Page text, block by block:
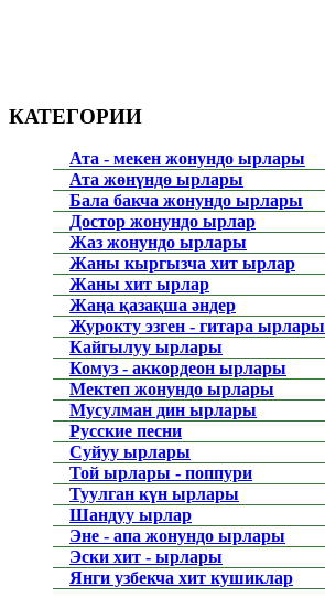
КАТЕГОРИИ
Ата - мекен жонундо ырлары
Ата жөнүндө ырлары
Бала бакча жонундо ырлары
Достор жонундо ырлар
Жаз жонундо ырлары
Жаны кыргызча хит ырлар
Жаны хит ырлар
Жаңа қазақша әндер
Журокту эзген - гитара ырлары
Кайгылуу ырлары
Комуз - аккордеон ырлары
Мектеп жонундо ырлары
Мусулман дин ырлары
Русские песни
Суйуу ырлары
Той ырлары - поппури
Туулган күн ырлары
Шандуу ырлар
Эне - апа жонундо ырлары
Эски хит - ырлары
Янги узбекча хит кушиклар